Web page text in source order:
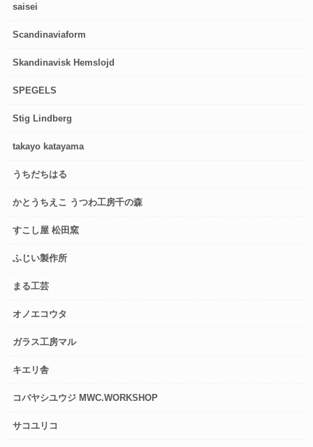
saisei
Scandinaviaform
Skandinavisk Hemslojd
SPEGELS
Stig Lindberg
takayo katayama
うちだちはる
かとうちえこ うつわ工房千の森
すこし屋 松田窯
ふじい製作所
まる工芸
オノエコウタ
ガラス工房マル
キエリ舎
コバヤシユウジ MWC.WORKSHOP
サコユリコ